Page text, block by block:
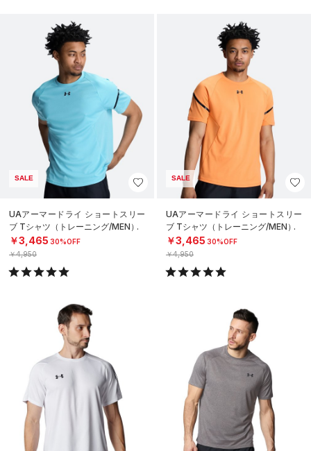
SALE
UAアーマードライ ショートスリー
ブ Tシャツ（トレーニング/MEN）
￥3,465 30%OFF
￥4,950
SALE
UAアーマードライ ショートスリー
ブ Tシャツ（トレーニング/MEN）
￥3,465 30%OFF
￥4,950